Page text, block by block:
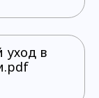
уход в